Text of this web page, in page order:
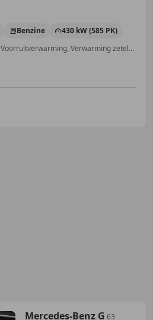
Benzine
430 kW (585 PK)
Stoelventilatie, 360° camera, Voorruitverwarming, Verwarming zetels achter, Open dak, Getinte ramen, Alarm, Airbag bestuurder
Mercedes-Benz G 63